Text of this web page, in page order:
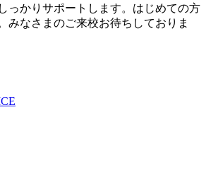
っかりサポートします。はじめての方
みなさまのご来校お待ちしておりま